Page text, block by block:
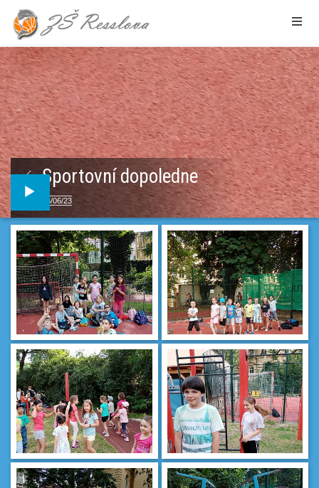
Sportovní dopoledne
26/06/23